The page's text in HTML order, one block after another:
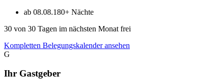
ab 08.08.180+ Nächte
30 von 30 Tagen im nächsten Monat frei
Kompletten Belegungskalender ansehen
G
Ihr Gastgeber